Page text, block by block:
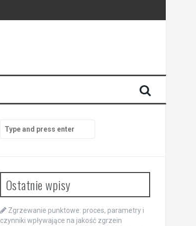
for:
Ostatnie wpisy
Zgrzewanie punktowe: proces, parametry i
czynniki wpływające na jakość zgrzein